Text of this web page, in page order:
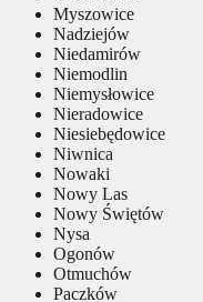
Myszowice
Nadziejów
Niedamirów
Niemodlin
Niemysłowice
Nieradowice
Niesiebędowice
Niwnica
Nowaki
Nowy Las
Nowy Świętów
Nysa
Ogonów
Otmuchów
Paczków